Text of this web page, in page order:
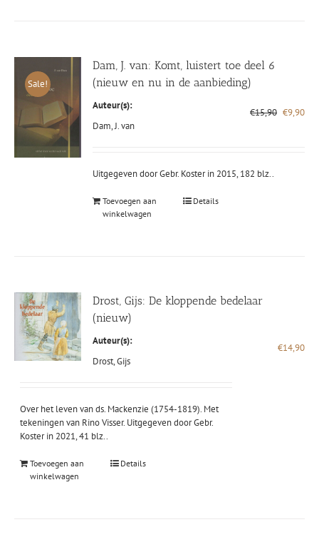
Sale!
Dam, J. van: Komt, luistert toe deel 6
(nieuw en nu in de aanbieding)
Auteur(s):
Dam, J. van
€15,90 €9,90
Uitgegeven door Gebr. Koster in 2015, 182 blz..
Toevoegen aan
winkelwagen
Details
Drost, Gijs: De kloppende bedelaar
(nieuw)
Auteur(s):
Drost, Gijs
€14,90
Over het leven van ds. Mackenzie (1754-1819). Met
tekeningen van Rino Visser. Uitgegeven door Gebr.
Koster in 2021, 41 blz..
Toevoegen aan
winkelwagen
Details